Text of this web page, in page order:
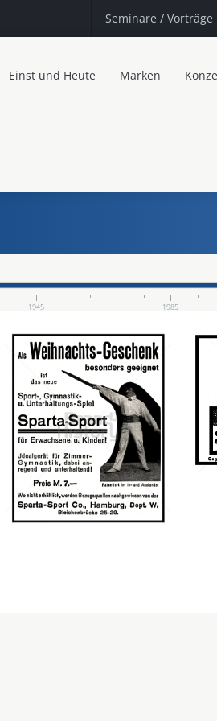
Seminare / Vorträge
Einst und Heute Marken
1945 1985
Sparta-Sport Co.,
Hamburg
Sparta-Sport Co.,
Hamburg
1911
Bild-ID: 42576